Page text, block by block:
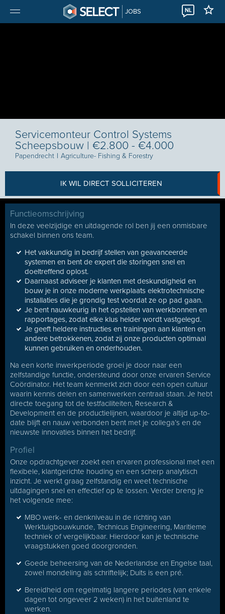
JOBS NL
Servicemonteur Control Systems
Scheepsbouw | €2.800 - €4.000
Papendrecht I Agriculture- Fishing & Forestry
IK WIL DIRECT SOLLICITEREN
Functieomschrijving
In deze veelzijdige en uitdagende rol ben jij een onmisbare
schakel binnen ons team.
Het vakkundig in bedrijf stellen van geavanceerde
systemen en bent de expert die storingen snel en
doeltreffend oplost.
Daarnaast adviseer je klanten met deskundigheid en
bouw je in onze moderne werkplaats elektrotechnische
installaties die je grondig test voordat ze op pad gaan.
Je bent nauwkeurig in het opstellen van werkbonnen en
rapportages, zodat elke klus helder wordt vastgelegd.
Je geeft heldere instructies en trainingen aan klanten en
andere betrokkenen, zodat zij onze producten optimaal
kunnen gebruiken en onderhouden.
Na een korte inwerkperiode groei je door naar een
zelfstandige functie, ondersteund door onze ervaren Service
Coördinator. Het team kenmerkt zich door een open cultuur
waarin kennis delen en samenwerken centraal staan. Je hebt
directe toegang tot de testfaciliteiten, Research &
Development en de productielijnen, waardoor je altijd up-to-
date blijft en nauw verbonden bent met je collega’s en de
nieuwste innovaties binnen het bedrijf.
Profiel
Onze opdrachtgever zoekt een ervaren professional met een
flexibele, klantgerichte houding en een scherp analytisch
inzicht. Je werkt graag zelfstandig en weet technische
uitdagingen snel en effectief op te lossen. Verder breng je
het volgende mee:
MBO werk- en denkniveau in de richting van
Werktuigbouwkunde, Technicus Engineering, Maritieme
techniek of vergelijkbaar. Hierdoor kan je technische
vraagstukken goed doorgronden.
Goede beheersing van de Nederlandse en Engelse taal,
zowel mondeling als schriftelijk; Duits is een pré.
Bereidheid om regelmatig langere periodes (van enkele
dagen tot ongeveer 2 weken) in het buitenland te
werken.